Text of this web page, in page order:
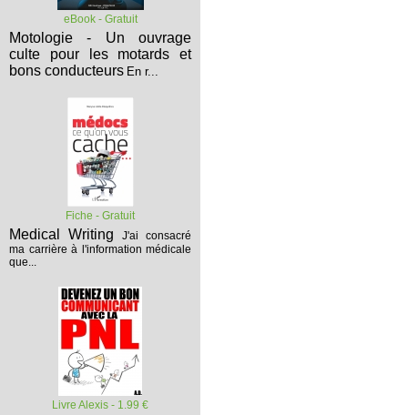
eBook - Gratuit
Motologie - Un ouvrage
culte pour les motards et
bons conducteurs En r...
Fiche - Gratuit
Medical Writing
J'ai consacré
ma carrière à l'information médicale
que...
Livre Alexis - 1.99 €